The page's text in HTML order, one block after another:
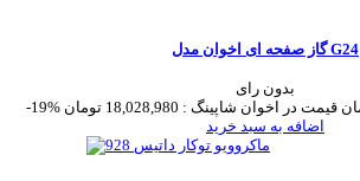
گاز صفحه ای اخوان مدل G24
بدون رای
-19%
قیمت در اخوان شاپینگ : 18,028,980 تومان
اضافه به سبد خرید